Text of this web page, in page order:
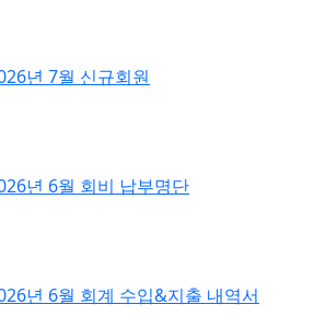
년 7월 신규회원
년 6월 회비 납부명단
년 6월 회계 수입&지출 내역서